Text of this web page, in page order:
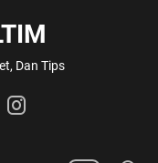
Dan Tips